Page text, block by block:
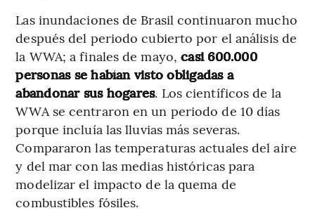
Las inundaciones de Brasil continuaron mucho
después del periodo cubierto por el análisis de
la WWA; a finales de mayo,casi 600.000
personas se habían visto obligadas a
abandonar sus hogares. Los científicos de la
WWA se centraron en un periodo de 10 días
porque incluía las lluvias más severas.
Compararon las temperaturas actuales del aire
y del mar con las medias históricas para
modelizar el impacto de la quema de
combustibles fósiles.